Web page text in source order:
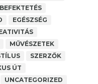
BEFEKTETÉS
EGÉSZSÉG
MŰVÉSZETEK
SZERZŐK
ÚT
UNCATEGORIZED